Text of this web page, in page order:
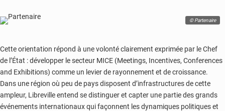
© Partenaire
Cette orientation répond à une volonté clairement exprimée par le Chef
de l’État : développer le secteur MICE (Meetings, Incentives, Conferences
and Exhibitions) comme un levier de rayonnement et de croissance.
Dans une région où peu de pays disposent d’infrastructures de cette
ampleur, Libreville entend se distinguer et capter une partie des grands
événements internationaux qui façonnent les dynamiques politiques et